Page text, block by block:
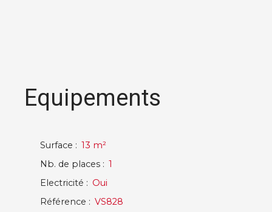
Equipements
Surface : 13 m²
Nb. de places : 1
Electricité : Oui
Référence : VS828